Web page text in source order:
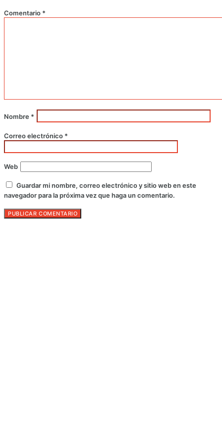
Comentario *
Nombre *
Correo electrónico *
Web
Guardar mi nombre, correo electrónico y sitio web en este
navegador para la próxima vez que haga un comentario.